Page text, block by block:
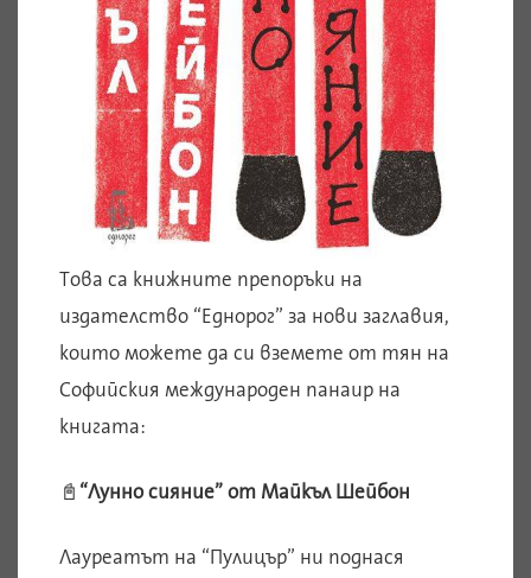
Това са книжните препоръки на
издателство “Еднорог” за нови заглавия,
които можете да си вземете от тян на
Софийския международен панаир на
книгата:
📓 “Лунно сияние” от Майкъл Шейбон
Лауреатът на “Пулицър” ни поднася